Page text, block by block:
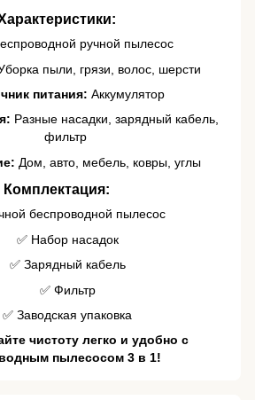
ручной пылесос
пыли, грязи, волос, шерсти
питания: Аккумулятор
Разные насадки, зарядный кабель,
фильтр ️
Дом, авто, мебель, ковры, углы
Комплектация:
беспроводной пылесос
✅ Набор насадок
✅ Зарядный кабель
✅ Фильтр
✅ Заводская упаковка
чистоту легко и удобно с
пылесосом 3 в 1!